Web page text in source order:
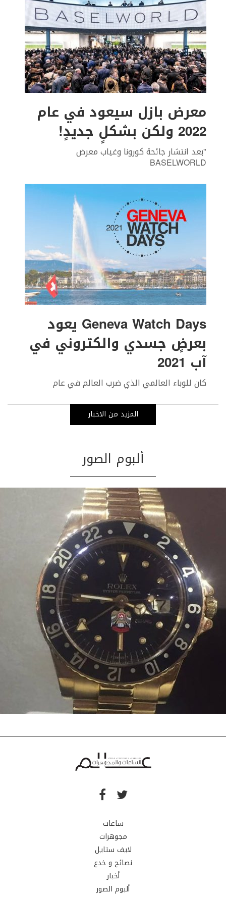
معرض بازل سيعود في عام
2022 ولكن بشكلٍ جديدٍ!
"بعد انتشار جائحة كورونا وغياب معرض
BASELWORLD
Geneva Watch Days يعود
بعرضٍ جسدي والكتروني في
آب 2021
كان للوباء العالمي الذي ضرب العالم في عام
المزيد من الاخبار
ألبوم الصور
ساعات
مجوهرات
لايف ستايل
نصائح و خدع
أخبار
ألبوم الصور